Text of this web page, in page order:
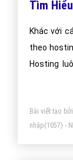
Tìm
Khác với
theo
Hosting
Bài viết tạo
nhập(1057) -